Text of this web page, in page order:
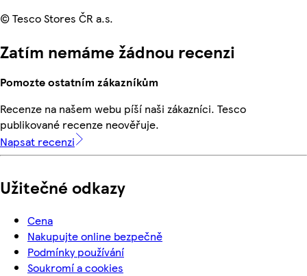
© Tesco Stores ČR a.s.
Zatím nemáme žádnou recenzi
Pomozte ostatním zákazníkům
Recenze na našem webu píší naši zákazníci. Tesco
publikované recenze neověřuje.
Napsat recenzi
Užitečné odkazy
Cena
Nakupujte online bezpečně
Podmínky používání
Soukromí a cookies